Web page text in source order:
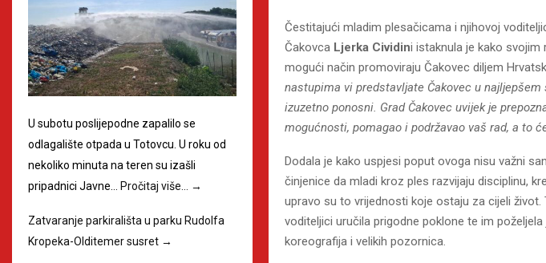
Čestitajući mladim plesačicama i njihovoj
Čakovca Ljerka Cividini istaknula je kako
mogući način promoviraju Čakovec diljem
nastupima vi predstavljate Čakovec u
izuzetno ponosni. Grad Čakovec uvijek je
mogućnosti, pomagao i podržavao vaš rad, a to
Dodala je kako uspjesi poput ovoga nisu važni
činjenice da mladi kroz ples razvijaju disciplinu,
upravo su to vrijednosti koje ostaju za cijeli
voditeljici uručila prigodne poklone te im
koreografija i velikih pozornica.
U subotu poslijepodne zapalilo se
odlagalište otpada u Totovcu. U roku od
nekoliko minuta na teren su izašli
pripadnici Javne…
Pročitaj više… →
Zatvaranje parkirališta u parku Rudolfa
Kropeka-Olditemer susret →